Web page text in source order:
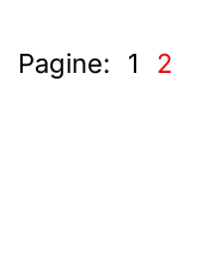
Pagine: 1 2